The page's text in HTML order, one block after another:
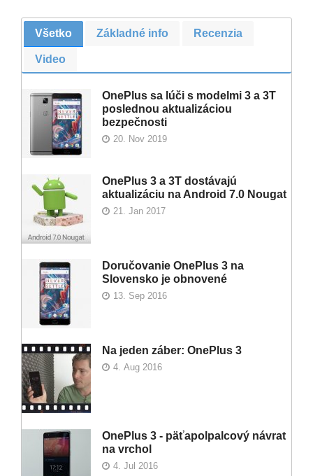
Všetko Základné info Recenzia
Video
OnePlus sa lúči s modelmi 3 a 3T
poslednou aktualizáciou
bezpečnosti
20. Nov 2019
OnePlus 3 a 3T dostávajú
aktualizáciu na Android 7.0 Nougat
21. Jan 2017
Doručovanie OnePlus 3 na
Slovensko je obnovené
13. Sep 2016
Na jeden záber: OnePlus 3
4. Aug 2016
OnePlus 3 - päťapolpalcový návrat
na vrchol
4. Jul 2016